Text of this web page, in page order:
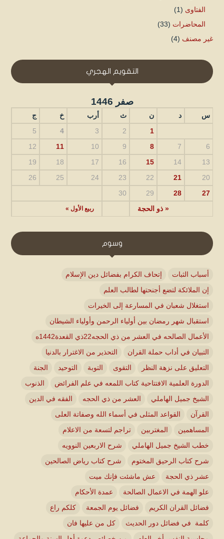
الفتاوى (1)
المحاضرات (33)
غير مصنف (4)
التقويم الهجري
صفر 1446
س د ن ث أرب خ ج
« ذو الحجة ربيع الأول »
1
2
3
4
5
6
7
8
9
10
11
12
13
14
15
16
17
18
19
20
21
22
23
24
25
26
27
28
29
30
وسوم
أسباب الثبات
إتحاف الكرام بفضائل دين الإسلام
إن الملائكة لتضع أجنحتها لطالب العلم
استغلال شعبان في المسارعة إلى الخيرات
استقبال شهر رمضان بين أولياء الرحمن وأولياء الشيطان
الأعمال الصالحه في العشر من ذي الحجه22ذي القعدة1442ه
التبيان في أداب حملة القران
التحذير من الاغترار بالدنيا
التعليق على نزهة النظر
التقوى التوبة التوحيد
الجنة
الدورة العلمية الافتتاحية كتاب اللمعه في علم الفرائض
الذنوب
الشيخ جميل الهاملي
العشر من ذي الحجه
الفقه في الدين
القرآن
القواعد المثلى في أسماء الله وصفاتة العلى
المساهمين
المغتربين
تراجم لتسعة من الاعلام
خطب الشيخ جميل الهاملي
شرح الاربعين النوويه
شرح كتاب الرحيق المختوم
شرح كتاب رياض الصالحين
عشر ذي الحجة
عش ماشئت فإنك ميت
علو الهمة في الاعمال الصالحة
عمدة الأحكام
فضائل القران الكريم
فضائل يوم الجمعة
كلكم راع
كلمة في فضائل دور الحديث
كل من عليها فان